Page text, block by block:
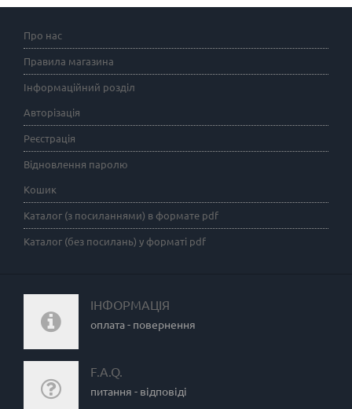
Про нас
Правила магазина
Інформаційний розділ
Авторізація
Реєстрація
Відновлення паролю
Кошик
Каталог (з посиланнями) в формате pdf
Каталог (без посилань) у форматі pdf
ІНФОРМАЦІЯ
оплата - повернення
F.A.Q.
питання - відповіді